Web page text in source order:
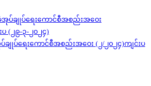
ချုပ်ရေးကောင်စီအစည်းအဝေး (၂/၂၀၂၄)ကျင်းပ